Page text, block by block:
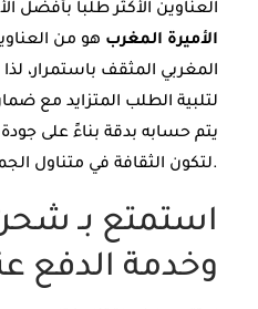
العناوين الأكثر طلباً بأفضل
الأميرة المغرب هو من
المغربي المثقف باستمرار،
لتلبية الطلب المتزايد مع
يتم حسابه بدقة بناءً على
لتكون الثقافة في متناول الجميع.
استمتع بـ
وخدمة الدفع